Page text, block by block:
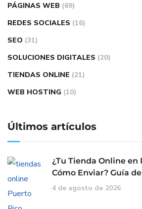
PÁGINAS WEB (69)
REDES SOCIALES (16)
SEO (31)
SOLUCIONES DIGITALES (20)
TIENDAS ONLINE (21)
WEB HOSTING (10)
Últimos artículos
¿Tu Tienda Online en
Cómo Enviar? Guía
4 de agosto de 2026